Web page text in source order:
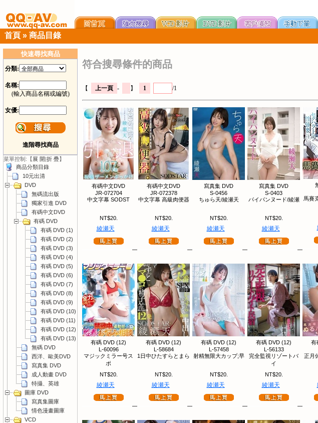
首頁 » 商品目錄
快速尋找商品
分類:
名稱:
(輸入商品名稱或編號)
女優:
進階尋找商品
菜單控制:【展 開|折 疊】
商品分類目錄
10元出清
DVD
無碼流出版
獨家引進 DVD
有碼中文DVD
有碼 DVD
有碼 DVD (1)
有碼 DVD (2)
有碼 DVD (3)
有碼 DVD (4)
有碼 DVD (5)
有碼 DVD (6)
有碼 DVD (7)
有碼 DVD (8)
有碼 DVD (9)
有碼 DVD (10)
有碼 DVD (11)
有碼 DVD (12)
有碼 DVD (13)
無碼 DVD
西洋、歐美DVD
寫真集 DVD
成人動畫 DVD
特攝、英雄
圖庫 DVD
寫真集圖庫
情色漫畫圖庫
VCD
符合搜尋條件的商品
【 上一頁 - 】 1 /1
有碼中文DVD
JR-072704
中文字幕 SODST
NT$20.
綾瀬天
有碼中文DVD
JR-072378
中文字幕 高級肉便器
NT$20.
綾瀬天
寫真集 DVD
S-0456
ちゅら天/綾瀬天
NT$20.
綾瀬天
寫真集 DVD
S-0403
パイパンヌード/綾瀬
NT$20.
綾瀬天
馬賽
有碼 DVD (12)
L-60096
マジックミラー号ス
ポ
NT$20.
綾瀬天
有碼 DVD (12)
L-58684
1日中ひたすらとまら
NT$20.
綾瀬天
有碼 DVD (12)
L-57458
射精無限大カップ;早
NT$20.
綾瀬天
有碼 DVD (12)
L-56133
完全監視リゾートバ
イ
NT$20.
綾瀬天
有
正月